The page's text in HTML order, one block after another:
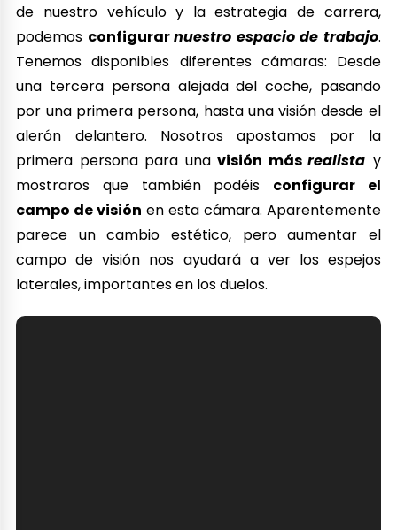
de nuestro vehículo y la estrategia de carrera,
podemos configurarnuestro espacio de trabajo.
Tenemos disponibles diferentes cámaras: Desde
una tercera persona alejada del coche, pasando
por una primera persona, hasta una visión desde el
alerón delantero. Nosotros apostamos por la
primera persona para unavisión másrealista y
mostraros que también podéis configurar el
campo de visión en esta cámara. Aparentemente
parece un cambio estético, pero aumentar el
campo de visión nos ayudará a ver los espejos
laterales, importantes en los duelos.